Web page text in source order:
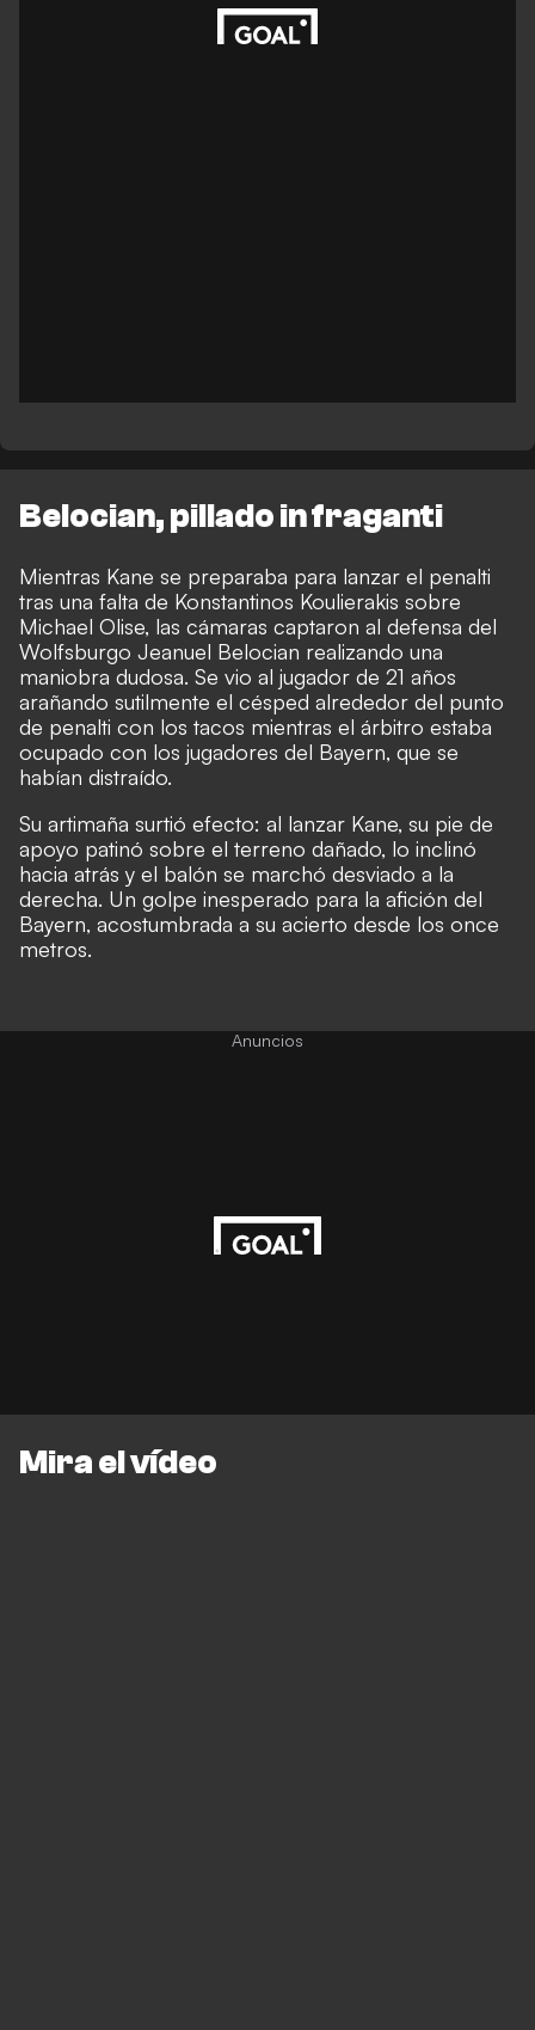
Belocian, pillado in fraganti
Mientras Kane se preparaba para lanzar el penalti
tras una falta de Konstantinos Koulierakis sobre
Michael Olise, las cámaras captaron al defensa del
Wolfsburgo Jeanuel Belocian realizando una
maniobra dudosa. Se vio al jugador de 21 años
arañando sutilmente el césped alrededor del punto
de penalti con los tacos mientras el árbitro estaba
ocupado con los jugadores del Bayern, que se
habían distraído.
Su artimaña surtió efecto: al lanzar Kane, su pie de
apoyo patinó sobre el terreno dañado, lo inclinó
hacia atrás y el balón se marchó desviado a la
derecha. Un golpe inesperado para la afición del
Bayern, acostumbrada a su acierto desde los once
metros.
Anuncios
Mira el vídeo